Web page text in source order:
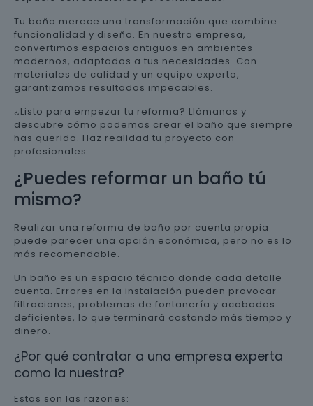
Tu baño merece una transformación que combine
funcionalidad y diseño. En nuestra empresa,
convertimos espacios antiguos en ambientes
modernos, adaptados a tus necesidades. Con
materiales de calidad y un equipo experto,
garantizamos resultados impecables.
¿Listo para empezar tu reforma? Llámanos y
descubre cómo podemos crear el baño que siempre
has querido. Haz realidad tu proyecto con
profesionales.
¿Puedes reformar un baño tú
mismo?
Realizar una reforma de baño por cuenta propia
puede parecer una opción económica, pero no es lo
más recomendable.
Un baño es un espacio técnico donde cada detalle
cuenta. Errores en la instalación pueden provocar
filtraciones, problemas de fontanería y acabados
deficientes, lo que terminará costando más tiempo y
dinero.
¿Por qué contratar a una empresa experta
como la nuestra?
Estas son las razones: